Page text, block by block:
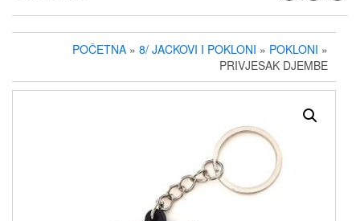
POČETNA » 8/ JACKOVI I POKLONI » POKLONI »
PRIVJESAK DJEMBE